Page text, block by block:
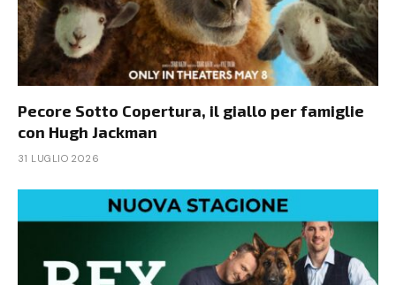
Pecore Sotto Copertura, il giallo per famiglie
con Hugh Jackman
31 LUGLIO 2026